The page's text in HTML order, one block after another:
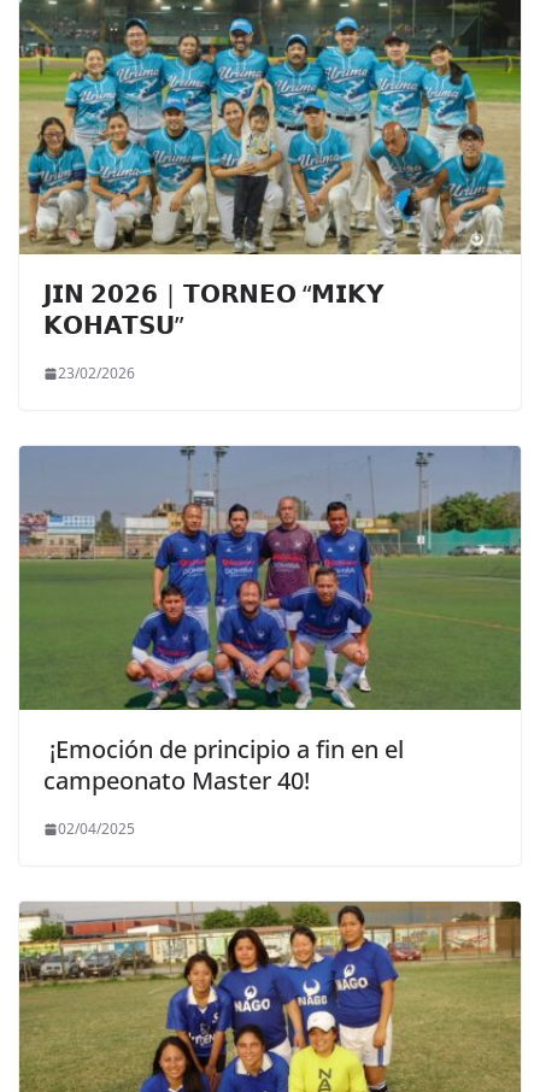
𝗝𝗜𝗡 𝟮𝟬𝟮𝟲 | 𝗧𝗢𝗥𝗡𝗘𝗢 “𝗠𝗜𝗞𝗬
𝗞𝗢𝗛𝗔𝗧𝗦𝗨”
23/02/2026
¡Emoción de principio a fin en el
campeonato Master 40!
02/04/2025